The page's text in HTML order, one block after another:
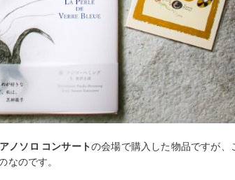
ノソロ コンサートの会場で購入した物品ですが、
なのです。